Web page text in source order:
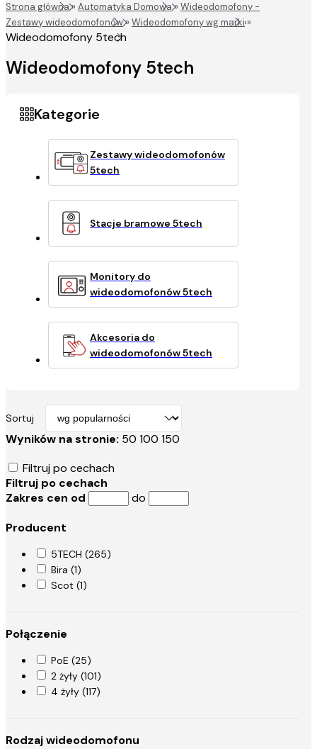
Strona główna»Automatyka Domowa»Wideodomofony -
Zestawy wideodomofonów»Wideodomofony wg marki»
Wideodomofony 5tech
Wideodomofony 5tech
Zestawy wideodomofonów
5tech
Stacje bramowe 5tech
Monitory do
wideodomofonów 5tech
Akcesoria do
wideodomofonów 5tech
Sortuj
Wyników na stronie: 50 100 150
Filtruj po cechach
Filtruj po cechach
Zakres cen od
do
Producent
5TECH (265)
Bira (1)
Scot (1)
Połączenie
PoE (25)
2 żyły (101)
4 żyły (117)
Rodzaj wideodomofonu